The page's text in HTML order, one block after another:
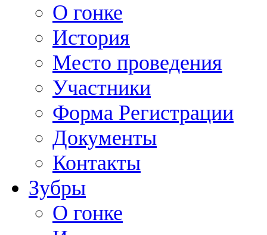
О гонке
История
Место проведения
Участники
Форма Регистрации
Документы
Контакты
Зубры
О гонке